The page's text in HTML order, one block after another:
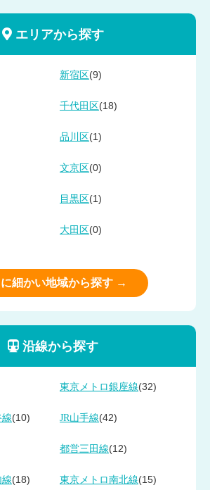
エリアから探す
新宿区 (9)
千代田区 (18)
品川区 (1)
文京区 (0)
目黒区 (1)
大田区 (0)
に細かい地域から探す →
沿線から探す
東京メトロ銀座線(32)
(10) JR山手線(42)
都営三田線(12)
(18) 東京メトロ南北線(15)